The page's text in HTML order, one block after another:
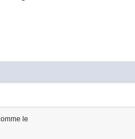
le